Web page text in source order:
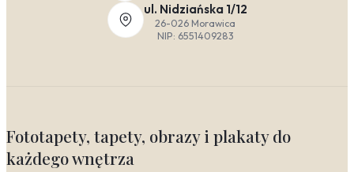
ul. Nidziańska 1/12
26-026 Morawica
NIP: 6551409283
Fototapety, tapety, obrazy i plakaty do
każdego wnętrza